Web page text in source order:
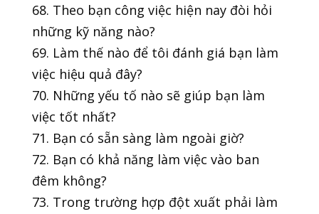
68. Theo bạn công việc hiện nay đòi hỏi
những kỹ năng nào?
69. Làm thế nào để tôi đánh giá bạn làm
việc hiệu quả đây?
70. Những yếu tố nào sẽ giúp bạn làm
việc tốt nhất?
71. Bạn có sẵn sàng làm ngoài giờ?
72. Bạn có khả năng làm việc vào ban
đêm không?
73. Trong trường hợp đột xuất phải làm